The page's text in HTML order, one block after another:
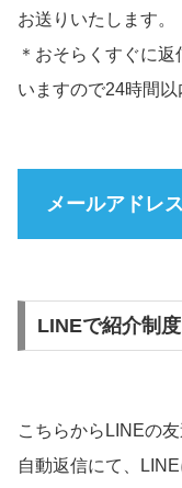
お送りいたします。
＊おそらくすぐに
いますので24時間以
メールアドレ
LINEで紹介制
こちらからLINEの
自動返信にて、